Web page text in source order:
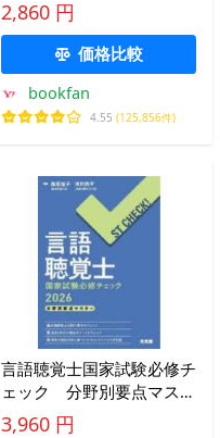
2,860 円
価格比較
bookfan
4.55 (125,856件)
言語聴覚士国家試験必修チ
ェック 分野別要点マスタ
ー ２０２６ / 西尾桂子
3,960 円